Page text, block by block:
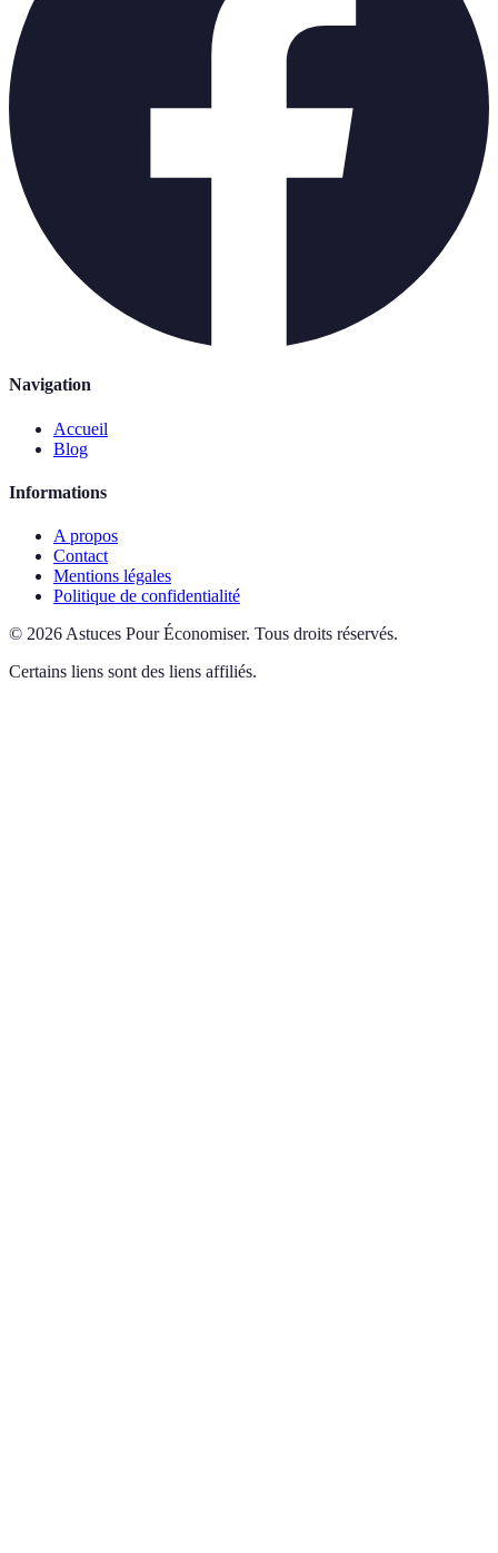
Navigation
Accueil
Blog
Informations
A propos
Contact
Mentions légales
Politique de confidentialité
© 2026 Astuces Pour Économiser. Tous droits réservés.
Certains liens sont des liens affiliés.